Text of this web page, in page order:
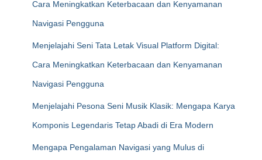
Cara Meningkatkan Keterbacaan dan Kenyamanan
Navigasi Pengguna
Menjelajahi Seni Tata Letak Visual Platform Digital:
Cara Meningkatkan Keterbacaan dan Kenyamanan
Navigasi Pengguna
Menjelajahi Pesona Seni Musik Klasik: Mengapa Karya
Komponis Legendaris Tetap Abadi di Era Modern
Mengapa Pengalaman Navigasi yang Mulus di